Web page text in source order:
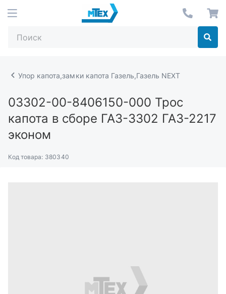
Упор капота,замки капота Газель,Газель NEXT
03302-00-8406150-000 Трос
капота в сборе ГАЗ-3302 ГАЗ-2217
эконом
Код товара: 380340